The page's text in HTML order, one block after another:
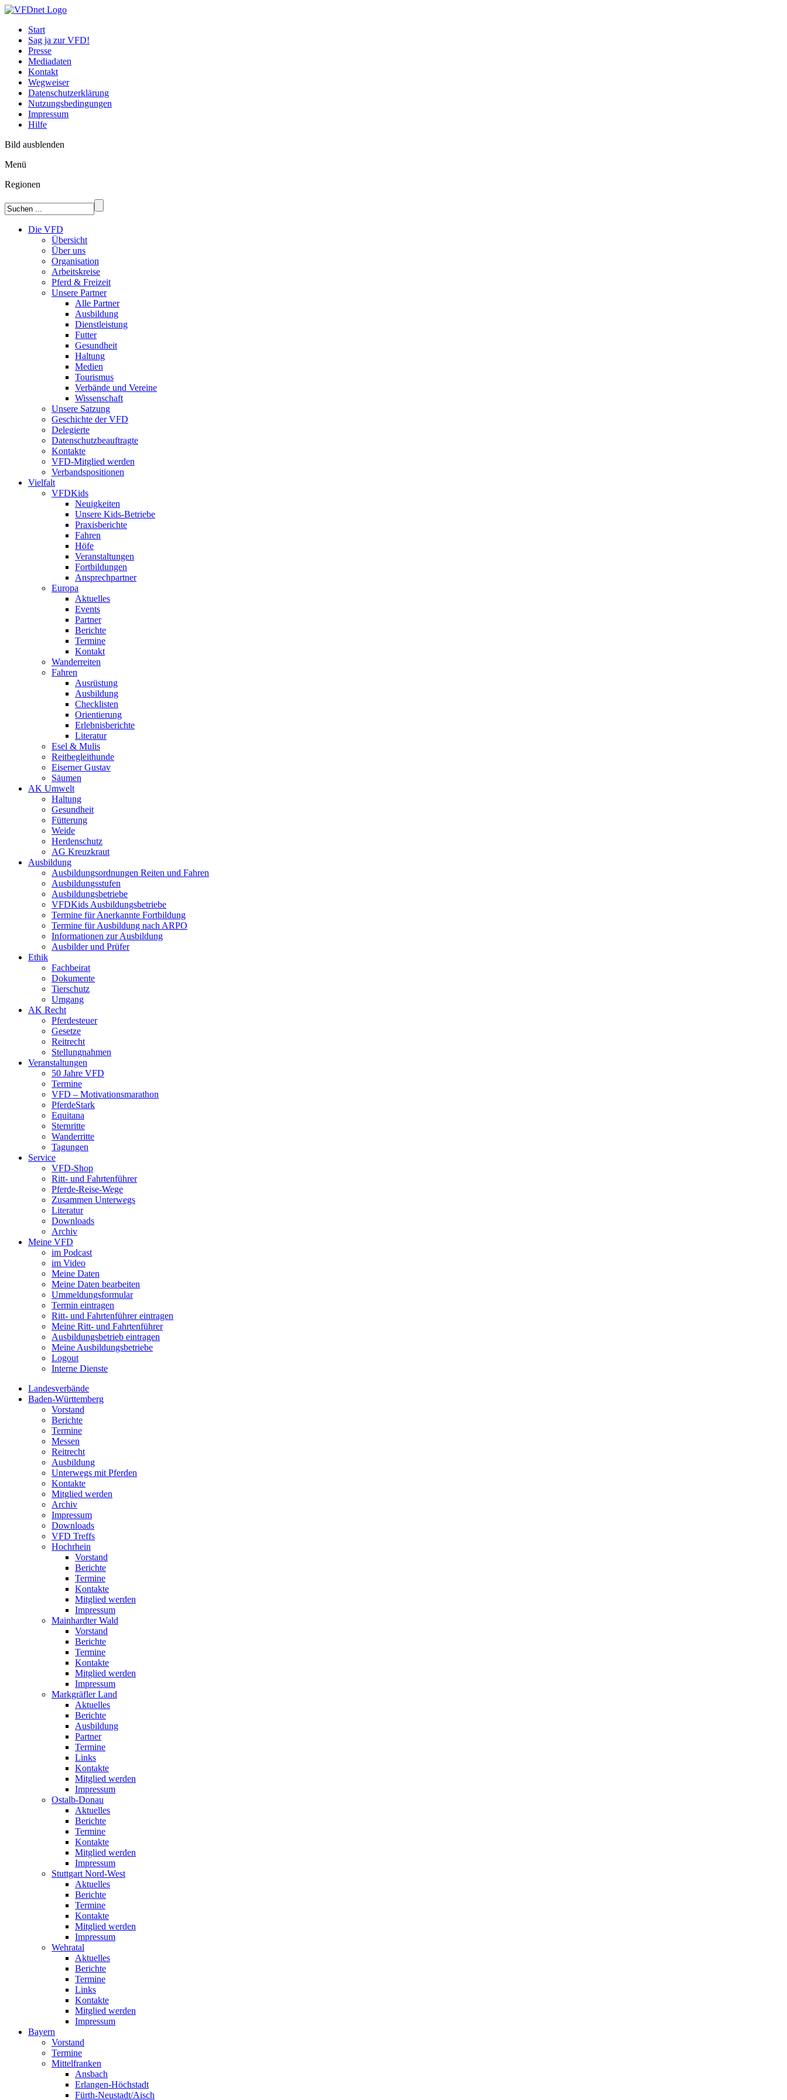
Start
Sag ja zur VFD!
Presse
Mediadaten
Kontakt
Wegweiser
Datenschutzerklärung
Nutzungsbedingungen
Impressum
Hilfe
Bild ausblenden
Menü
Regionen
Die VFD
Übersicht
Über uns
Organisation
Arbeitskreise
Pferd & Freizeit
Unsere Partner
Alle Partner
Ausbildung
Dienstleistung
Futter
Gesundheit
Haltung
Medien
Tourismus
Verbände und Vereine
Wissenschaft
Unsere Satzung
Geschichte der VFD
Delegierte
Datenschutzbeauftragte
Kontakte
VFD-Mitglied werden
Verbandspositionen
Vielfalt
VFDKids
Neuigkeiten
Unsere Kids-Betriebe
Praxisberichte
Fahren
Höfe
Veranstaltungen
Fortbildungen
Ansprechpartner
Europa
Aktuelles
Events
Partner
Berichte
Termine
Kontakt
Wanderreiten
Fahren
Ausrüstung
Ausbildung
Checklisten
Orientierung
Erlebnisberichte
Literatur
Esel & Mulis
Reitbegleithunde
Eiserner Gustav
Säumen
AK Umwelt
Haltung
Gesundheit
Fütterung
Weide
Herdenschutz
AG Kreuzkraut
Ausbildung
Ausbildungsordnungen Reiten und Fahren
Ausbildungsstufen
Ausbildungsbetriebe
VFDKids Ausbildungsbetriebe
Termine für Anerkannte Fortbildung
Termine für Ausbildung nach ARPO
Informationen zur Ausbildung
Ausbilder und Prüfer
Ethik
Fachbeirat
Dokumente
Tierschutz
Umgang
AK Recht
Pferdesteuer
Gesetze
Reitrecht
Stellungnahmen
Veranstaltungen
50 Jahre VFD
Termine
VFD – Motivationsmarathon
PferdeStark
Equitana
Sternritte
Wanderritte
Tagungen
Service
VFD-Shop
Ritt- und Fahrtenführer
Pferde-Reise-Wege
Zusammen Unterwegs
Literatur
Downloads
Archiv
Meine VFD
im Podcast
im Video
Meine Daten
Meine Daten bearbeiten
Ummeldungsformular
Termin eintragen
Ritt- und Fahrtenführer eintragen
Meine Ritt- und Fahrtenführer
Ausbildungsbetrieb eintragen
Meine Ausbildungsbetriebe
Logout
Interne Dienste
Landesverbände
Baden-Württemberg
Vorstand
Berichte
Termine
Messen
Reitrecht
Ausbildung
Unterwegs mit Pferden
Kontakte
Mitglied werden
Archiv
Impressum
Downloads
VFD Treffs
Hochrhein
Vorstand
Berichte
Termine
Kontakte
Mitglied werden
Impressum
Mainhardter Wald
Vorstand
Berichte
Termine
Kontakte
Mitglied werden
Impressum
Markgräfler Land
Aktuelles
Berichte
Ausbildung
Partner
Termine
Links
Kontakte
Mitglied werden
Impressum
Ostalb-Donau
Aktuelles
Berichte
Termine
Kontakte
Mitglied werden
Impressum
Stuttgart Nord-West
Aktuelles
Berichte
Termine
Kontakte
Mitglied werden
Impressum
Wehratal
Aktuelles
Berichte
Termine
Links
Kontakte
Mitglied werden
Impressum
Bayern
Vorstand
Termine
Mittelfranken
Ansbach
Erlangen-Höchstadt
Fürth-Neustadt/Aisch